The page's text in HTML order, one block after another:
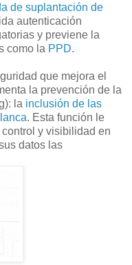
de suplantación de
autenticación
y previene la
como la PPD.
que mejora el
la prevención de la
la inclusión de las
. Esta función le
y visibilidad en
datos las